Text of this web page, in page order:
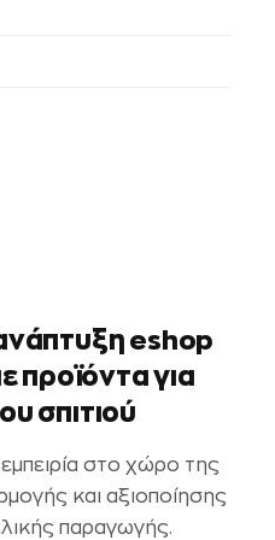
νάπτυξη es hop
ε προϊόνταγια
ου σπιτιού
στο χώρο της
και αξιοποίησης
παραγωγής.